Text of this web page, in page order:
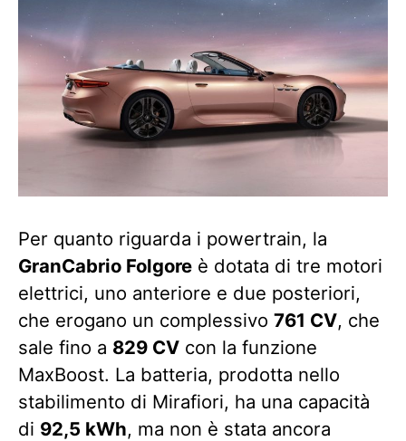
Per quanto riguarda i powertrain, la
GranCabrio Folgore è dotata di tre motori
elettrici, uno anteriore e due posteriori,
che erogano un complessivo 761 CV, che
sale fino a 829 CV con la funzione
MaxBoost. La batteria, prodotta nello
stabilimento di Mirafiori, ha una capacità
di 92,5 kWh, ma non è stata ancora